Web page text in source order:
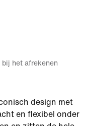
het afrekenen
design met
en flexibel onder